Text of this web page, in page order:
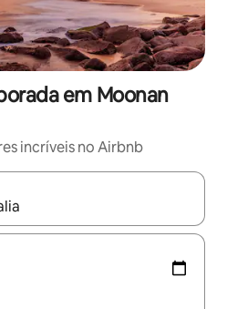
em Moonan
incríveis no Airbnb
disponíveis, explore-os